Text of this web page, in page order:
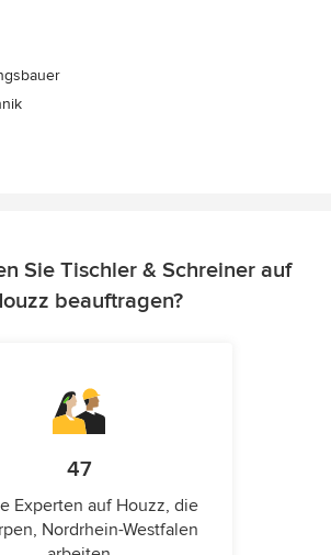
Sie Tischler & Schreiner auf
beauftragen?
47
Experten auf Houzz, die
Nordrhein-Westfalen